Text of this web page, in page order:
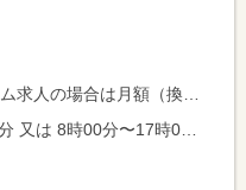
パート求人の場合は時間額を表示しています。